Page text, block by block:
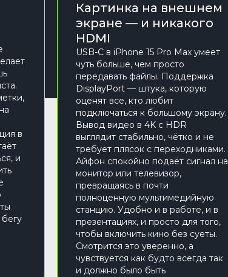
в
и
Картинка на внешнем
экране — и никакого
HDMI
USB-C в iPhone 15 Pro Max умеет
чуть больше, чем просто
передавать файлы. Поддержка
DisplayPort — штука, которую
оценят все, кто любит
подключаться к большому экрану.
Вывод видео в 4K с HDR
выглядит стабильно, чётко и не
требует плясок с переходниками.
Айфон спокойно подаёт сигнал на
монитор или телевизор,
превращаясь в почти
полноценную мультимедийную
станцию. Удобно и в работе, и в
презентациях, и просто для того,
чтобы включить кино без суеты.
Смотрится это уверенно, а
чувствуется как будто всегда так
и должно было быть